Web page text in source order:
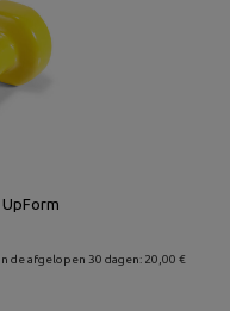
de afgelopen 30 dagen: 20,00 €